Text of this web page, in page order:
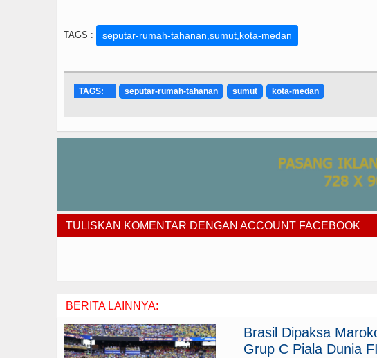
TAGS : seputar-rumah-tahanan,sumut,kota-medan
TAGS: seputar-rumah-tahanan sumut kota-medan
TULISKAN KOMENTAR DENGAN ACCOUNT FACEBOOK
BERITA LAINNYA:
Brasil Dipaksa
Grup C Piala Dunia